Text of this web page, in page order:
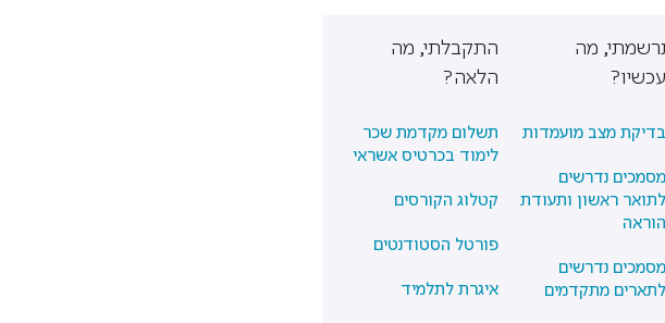
נרשמתי, מה
עכשיו?
בדיקת מצב מועמדות
מסמכים נדרשים
לתואר ראשון ותעודת
הוראה
מסמכים נדרשים
לתארים מתקדמים
התקבלתי, מה
הלאה?
תשלום מקדמת שכר
לימוד בכרטיס אשראי
קטלוג הקורסים
פורטל הסטודנטים
איגרת לתלמיד